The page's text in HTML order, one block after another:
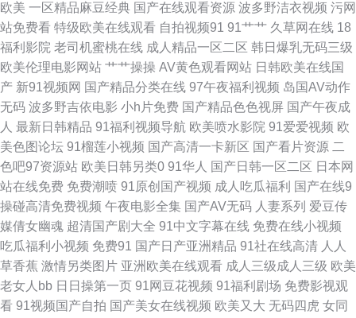
韩国不卡 青娱乐青娱乐54 久久综合色网 韩国AV不卡 国产淫秽网视频 肏屄
新片 91免费在线看 午夜小福利 51福利社 亚洲狠狠操网 丝袜颜射AV网 欧美
淫秽a片 男人资源 欧美性爱www 免费试看av韩国 狼友最新福利网站 精品毛
片 豆花在线观看官网 超碰色播 a含羞草无码视 91日韩永久 香蕉视频网址
69xbcom 综合网亚洲 五月婷婷色色 天堂AV男人 婷婷五月份尹色 人人操人
人肏 欧美人妖TS视频 欧美姓爱 久久草久久爽 国产一二类视频 国产自产视频
国产高潮免费 国厂一区 加勒比宅男天堂 国产韩国精品 超碰国产在线 99爱99
操 91视频夫妻 1024性爱 亚州乱轮天堂 亚洲第一夜页 亚州色图1 午夜免费大
欧美 一区精品麻豆经典 国产在线观看资源 波多野洁衣视频 污网
站免费看 特级欧美在线观看 自拍视频91 91艹艹 久草网在线 18
福利影院 老司机蜜桃在线 成人精品一区二区 韩日爆乳无码三级
欧美伦理电影网站 艹艹操操 AV黄色观看网站 日韩欧美在线国
产 新91视频网 国产精品分类在线 97午夜福利视频 岛国AV动作
无码 波多野吉依电影 小h片免费 国产精品色色视屏 国产午夜成
人 最新日韩精品 91福利视频导航 欧美喷水影院 91爱爱视频 欧
美色图论坛 91榴莲小视频 国产高清一卡新区 国产看片资源 二
色吧97资源站 欧美日韩另类0 91华人 国产日韩一区二区 日本网
站在线免费 免费潮喷 91原创国产视频 成人吃瓜福利 国产在线9
操碰高清免费视频 午夜电影全集 国产AV无码 人妻系列 爱豆传
媒倩女幽魂 超清国产剧大全 91中文字幕在线 免费在线小视频
吃瓜福利小视频 免费91 国产日产亚洲精品 91社在线高清 人人
草香蕉 激情另类图片 亚洲欧美在线观看 成人三级成人三级 欧美
老女人bb 日日操第一页 91网豆花视频 91福利剧场 免费影视观
看 91视频国产自拍 国产美女在线视频 欧美又大 无码四虎 女同